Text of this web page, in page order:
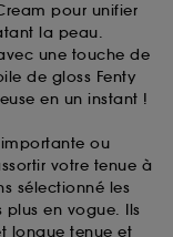
pour unifier
la peau.
une touche de
de gloss Fenty
en un instant !
ou
votre tenue à
sélectionné les
en vogue. Ils
longue tenue et